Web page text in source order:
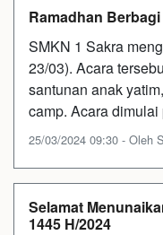
Ramadhan
SMKN 1 Sakra
23/03). Acara
santunan anak
camp. Acara
25/03/2024 09:30 - Oleh
Selamat
1445 H/2024